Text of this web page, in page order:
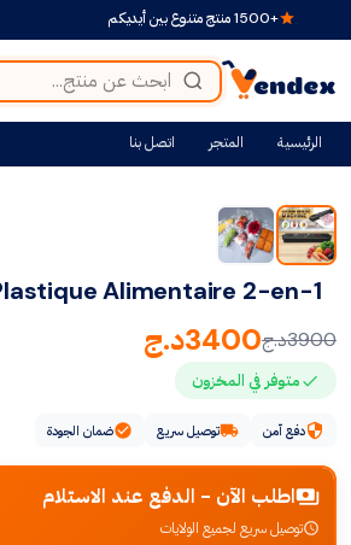
+1500 منتج متنوع بين أيديكم
الرئيسية المتجر اتصل بنا
-13%
Alimentaire 2-en-1
3900د.ج3400د.ج
متوفر في المخزون
دفع آمن توصيل سريع ضمان الجودة
اطلب الآن - الدفع عند الاستلام
توصيل سريع لجميع الولايات